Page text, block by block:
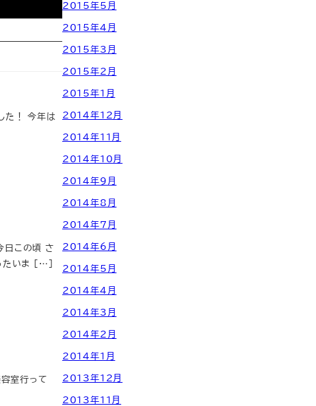
た！ 今年は
日この頃 さ
たいま […]
室行って
2015年5月
2015年4月
2015年3月
2015年2月
2015年1月
2014年12月
2014年11月
2014年10月
2014年9月
2014年8月
2014年7月
2014年6月
2014年5月
2014年4月
2014年3月
2014年2月
2014年1月
2013年12月
2013年11月